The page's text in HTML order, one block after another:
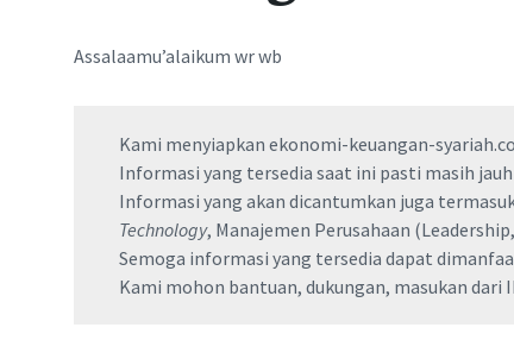
Assalaamu’alaikum wr wb
Kami menyiapkan ekonomi-keuangan-
Informasi yang tersedia saat ini pasti masih
Informasi yang akan dicantumkan juga
Technology, Manajemen Perusahaan
Semoga informasi yang tersedia dapat
Kami mohon bantuan, dukungan, masukan